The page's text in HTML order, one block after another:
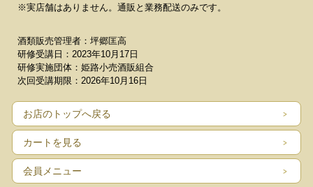
※実店舗はありません。通販と業務配送のみです。
酒類販売管理者：坪郷匡高
研修受講日：2023年10月17日
研修実施団体：姫路小売酒販組合
次回受講期限：2026年10月16日
お店のトップへ戻る
カートを見る
会員メニュー